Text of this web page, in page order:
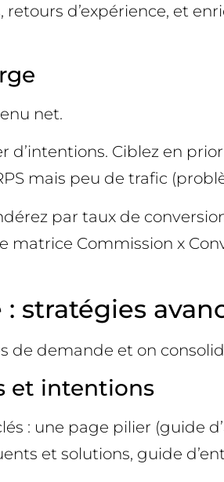
d’expérience, et
net.
d’intentions. Ciblez en
mais peu de trafic
par taux de
Commission x
stratégies
de demande et on
et intentions
: une page pilier (guide
et solutions, guide